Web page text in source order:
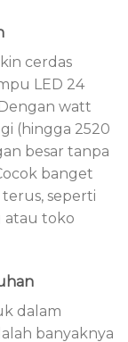
cerdas
LED 24
watt
(hingga 2520
besar tanpa
banget
seperti
atau toko
dalam
banyaknya